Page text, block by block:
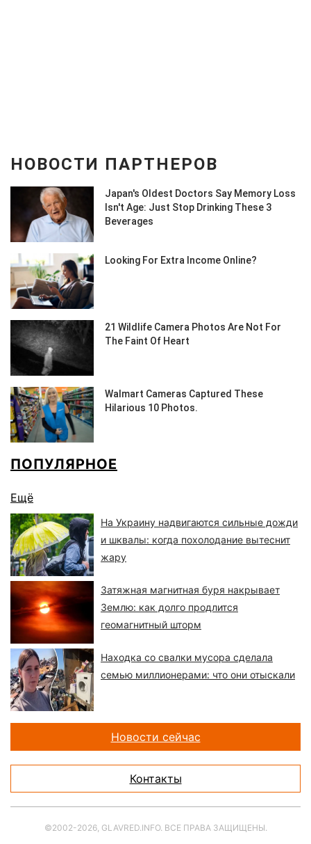
ПОПУЛЯРНОЕ
Ещё
На Украину надвигаются сильные дожди
и шквалы: когда похолодание вытеснит
жару
Затяжная магнитная буря накрывает
Землю: как долго продлится
геомагнитный шторм
Находка со свалки мусора сделала
семью миллионерами: что они отыскали
Новости сейчас
Контакты
©2002-2026, GLAVRED.INFO. ВСЕ ПРАВА ЗАЩИЩЕНЫ.